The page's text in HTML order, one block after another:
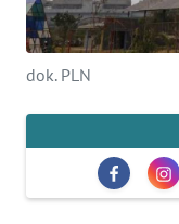
dok. PLN
KONTAK
KAMI
KAMI